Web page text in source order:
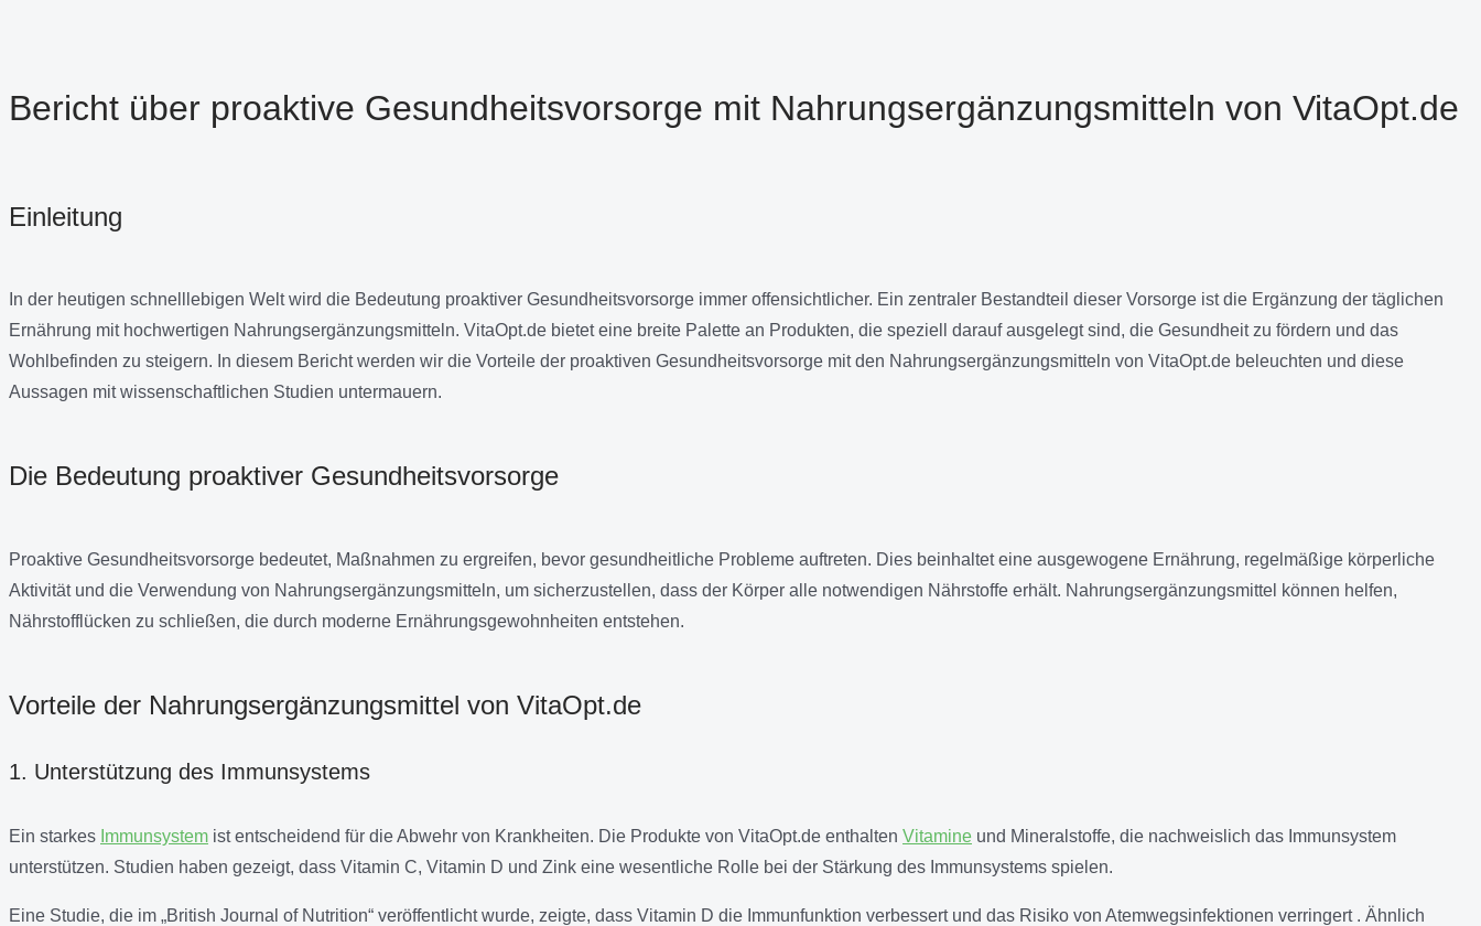
Bericht über proaktive Gesundheitsvorsorge mit Nahrungsergänzungsmitteln von VitaOpt.de
Einleitung
In der heutigen schnelllebigen Welt wird die Bedeutung proaktiver Gesundheitsvorsorge immer offensichtlicher. Ein zentraler Bestandteil dieser Vorsorge ist die Ergänzung der täglichen
Ernährung mit hochwertigen Nahrungsergänzungsmitteln. VitaOpt.de bietet eine breite Palette an Produkten, die speziell darauf ausgelegt sind, die Gesundheit zu fördern und das
Wohlbefinden zu steigern. In diesem Bericht werden wir die Vorteile der proaktiven Gesundheitsvorsorge mit den Nahrungsergänzungsmitteln von VitaOpt.de beleuchten und diese
Aussagen mit wissenschaftlichen Studien untermauern.
Die Bedeutung proaktiver Gesundheitsvorsorge
Proaktive Gesundheitsvorsorge bedeutet, Maßnahmen zu ergreifen, bevor gesundheitliche Probleme auftreten. Dies beinhaltet eine ausgewogene Ernährung, regelmäßige körperliche
Aktivität und die Verwendung von Nahrungsergänzungsmitteln, um sicherzustellen, dass der Körper alle notwendigen Nährstoffe erhält. Nahrungsergänzungsmittel können helfen,
Nährstofflücken zu schließen, die durch moderne Ernährungsgewohnheiten entstehen.
Vorteile der Nahrungsergänzungsmittel von VitaOpt.de
1. Unterstützung des Immunsystems
Ein starkes Immunsystem ist entscheidend für die Abwehr von Krankheiten. Die Produkte von VitaOpt.de enthalten Vitamine und Mineralstoffe, die nachweislich das Immunsystem
unterstützen. Studien haben gezeigt, dass Vitamin C, Vitamin D und Zink eine wesentliche Rolle bei der Stärkung des Immunsystems spielen.
Eine Studie, die im „British Journal of Nutrition“ veröffentlicht wurde, zeigte, dass Vitamin D die Immunfunktion verbessert und das Risiko von Atemwegsinfektionen verringert . Ähnlich